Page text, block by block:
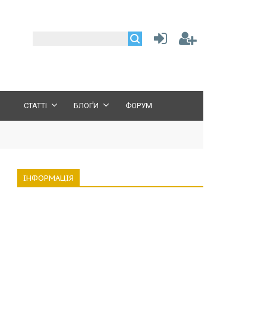
СТАТТІ БЛОҐИ ФОРУМ
ІНФОРМАЦІЯ